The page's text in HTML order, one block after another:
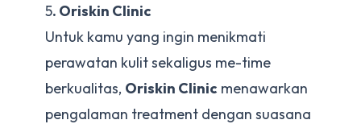
5. Oriskin Clinic
Untuk kamu yang ingin menikmati
perawatan kulit sekaligus me-time
berkualitas, Oriskin Clinic menawarkan
pengalaman treatment dengan suasana